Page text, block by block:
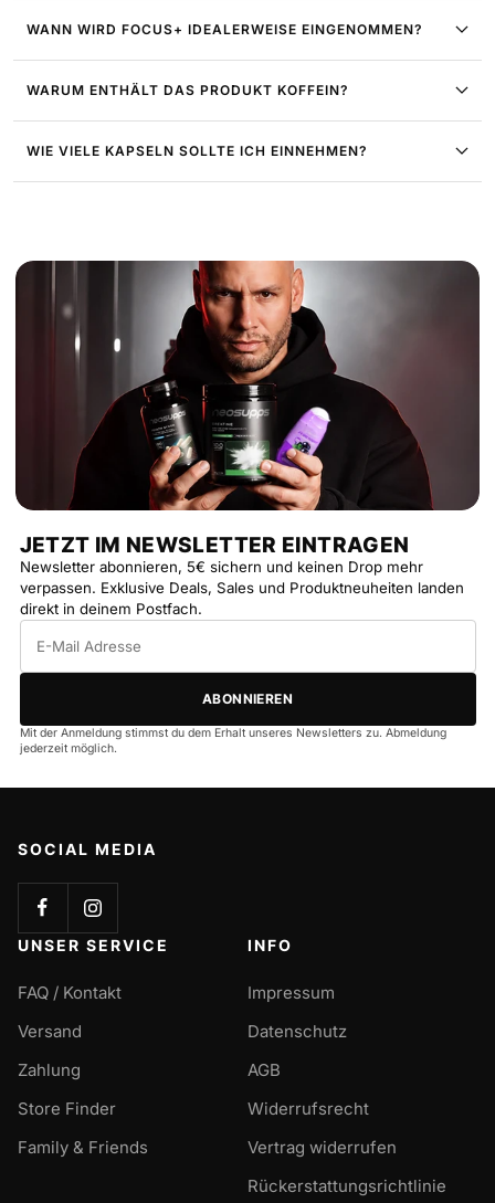
WANN WIRD FOCUS+ IDEALERWEISE EINGENOMMEN?
WARUM ENTHÄLT DAS PRODUKT KOFFEIN?
WIE VIELE KAPSELN SOLLTE ICH EINNEHMEN?
JETZT IM NEWSLETTER EINTRAGEN
Newsletter abonnieren, 5€ sichern und keinen Drop mehr
verpassen. Exklusive Deals, Sales und Produktneuheiten landen
direkt in deinem Postfach.
Mail
ABONNIEREN
Mit der Anmeldung stimmst du dem Erhalt unseres Newsletters zu. Abmeldung
jederzeit möglich.
SOCIAL MEDIA
UNSER SERVICE
FAQ / Kontakt
Versand
Zahlung
Store Finder
Family & Friends
INFO
Impressum
Datenschutz
AGB
Widerrufsrecht
Vertrag widerrufen
Rückerstattungsrichtlinie